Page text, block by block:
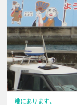
港にあります。